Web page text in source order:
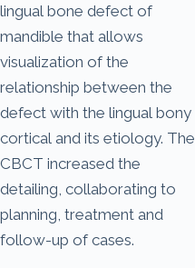
lingual bone defect of
mandible that allows
visualization of the
relationship between the
defect with the lingual bony
cortical and its etiology. The
CBCT increased the
detailing, collaborating to
planning, treatment and
follow-up of cases.